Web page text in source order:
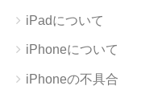
iPadについて
iPhoneについて
iPhoneの不具合